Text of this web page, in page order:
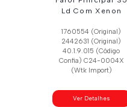
Ld Com Xenon
1760554 (Original)
2442631 (Original)
40.1.9.015 (Código
Confia) C24-0004X
(Wtk Import)
Ver Detalhes